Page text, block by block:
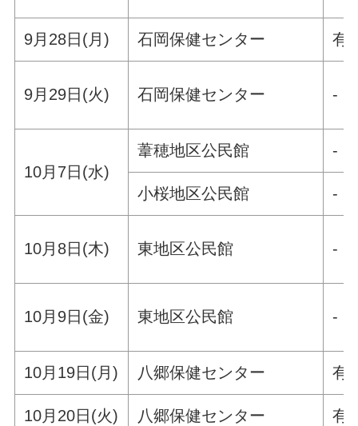
9月28日(月) 石岡保健センター 有
9月29日(火) 石岡保健センター -
10月7日(水)
葦穂地区公民館 -
小桜地区公民館 -
10月8日(木) 東地区公民館 -
10月9日(金) 東地区公民館 -
10月19日(月) 八郷保健センター 有
10月20日(火) 八郷保健センター 有